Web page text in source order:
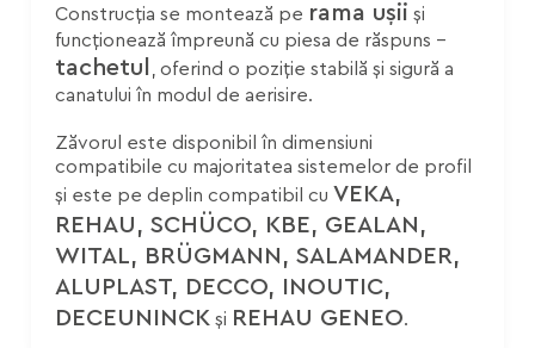
Construcția se montează pe rama ușii și
funcționează împreună cu piesa de răspuns –
tachetul
, oferind o poziție stabilă și sigură a
canatului în modul de aerisire.
Zăvorul este disponibil în dimensiuni
compatibile cu majoritatea sistemelor de profil
și este pe deplin compatibil cu VEKA,
REHAU, SCHÜCO, KBE, GEALAN,
WITAL, BRÜGMANN, SALAMANDER,
ALUPLAST, DECCO, INOUTIC,
DECEUNINCK și REHAU GENEO.